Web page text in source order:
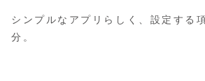
シンプルなアプリらしく、設定する
分。